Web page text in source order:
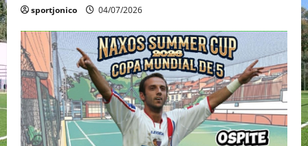
sportjonico 04/07/2026